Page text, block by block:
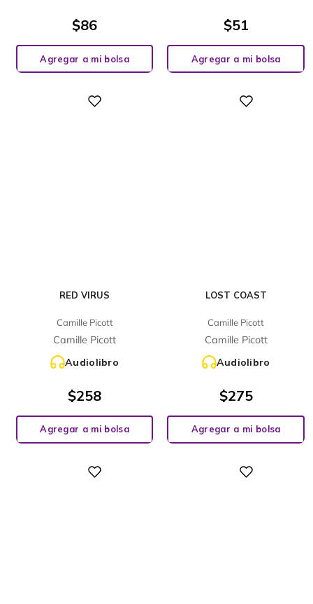
$86
Agregar a mi bolsa
$51
Agregar a mi bolsa
RED VIRUS
Camille Picott
Camille Picott
Audiolibro
$258
Agregar a mi bolsa
LOST COAST
Camille Picott
Camille Picott
Audiolibro
$275
Agregar a mi bolsa